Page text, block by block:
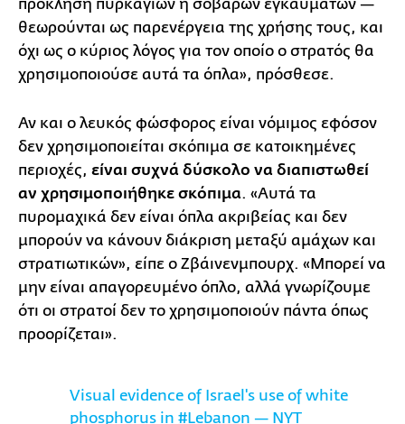
πρόκληση πυρκαγιών ή σοβαρών εγκαυμάτων —
θεωρούνται ως παρενέργεια της χρήσης τους, και
όχι ως ο κύριος λόγος για τον οποίο ο στρατός θα
χρησιμοποιούσε αυτά τα όπλα», πρόσθεσε.
Αν και ο λευκός φώσφορος είναι νόμιμος εφόσον
δεν χρησιμοποιείται σκόπιμα σε κατοικημένες
περιοχές, είναι συχνά δύσκολο να διαπιστωθεί
αν χρησιμοποιήθηκε σκόπιμα. «Αυτά τα
πυρομαχικά δεν είναι όπλα ακριβείας και δεν
μπορούν να κάνουν διάκριση μεταξύ αμάχων και
στρατιωτικών», είπε ο Ζβάινενμπουρχ. «Μπορεί να
μην είναι απαγορευμένο όπλο, αλλά γνωρίζουμε
ότι οι στρατοί δεν το χρησιμοποιούν πάντα όπως
προορίζεται».
Visual evidence of Israel's use of white
phosphorus in #Lebanon — NYT